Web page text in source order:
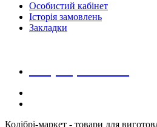
Особистий кабінет
Історія замовлень
Закладки
Колібрі-маркет - товари для